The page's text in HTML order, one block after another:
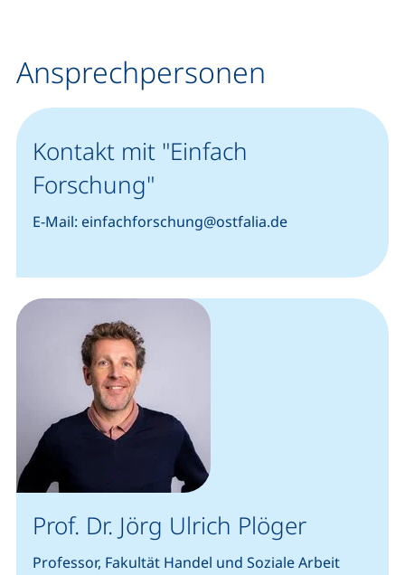
Ansprechpersonen
Kontakt mit "Einfach
Forschung"
E-Mail: einfachforschung@ostfalia.de
Prof. Dr. Jörg Ulrich Plöger
Professor, Fakultät Handel und Soziale Arbeit